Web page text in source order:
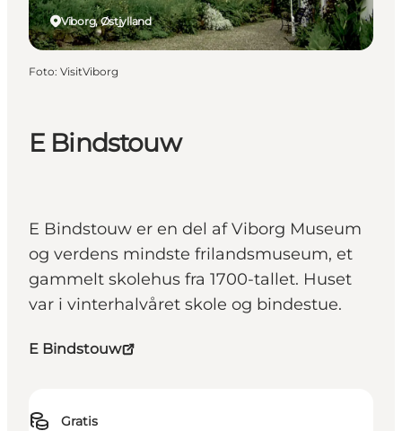
E Bindstouw
E Bindstouw er en del af Viborg Museum
og verdens mindste frilandsmuseum, et
gammelt skolehus fra 1700-tallet. Huset
var i vinterhalvåret skole og bindestue.
E Bindstouw
Gratis
Viborg, Østjylland
Foto: VisitViborg